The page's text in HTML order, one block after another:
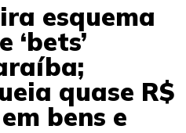
esquema
quase R$
bens e